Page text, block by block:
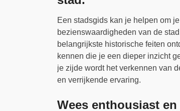
Een stadsgids kan je helpen om
bezienswaardigheden van de
belangrijkste historische feiten
kennen die je een dieper inzicht
je zijde wordt het verkennen van
en verrijkende ervaring.
Wees enthousiast